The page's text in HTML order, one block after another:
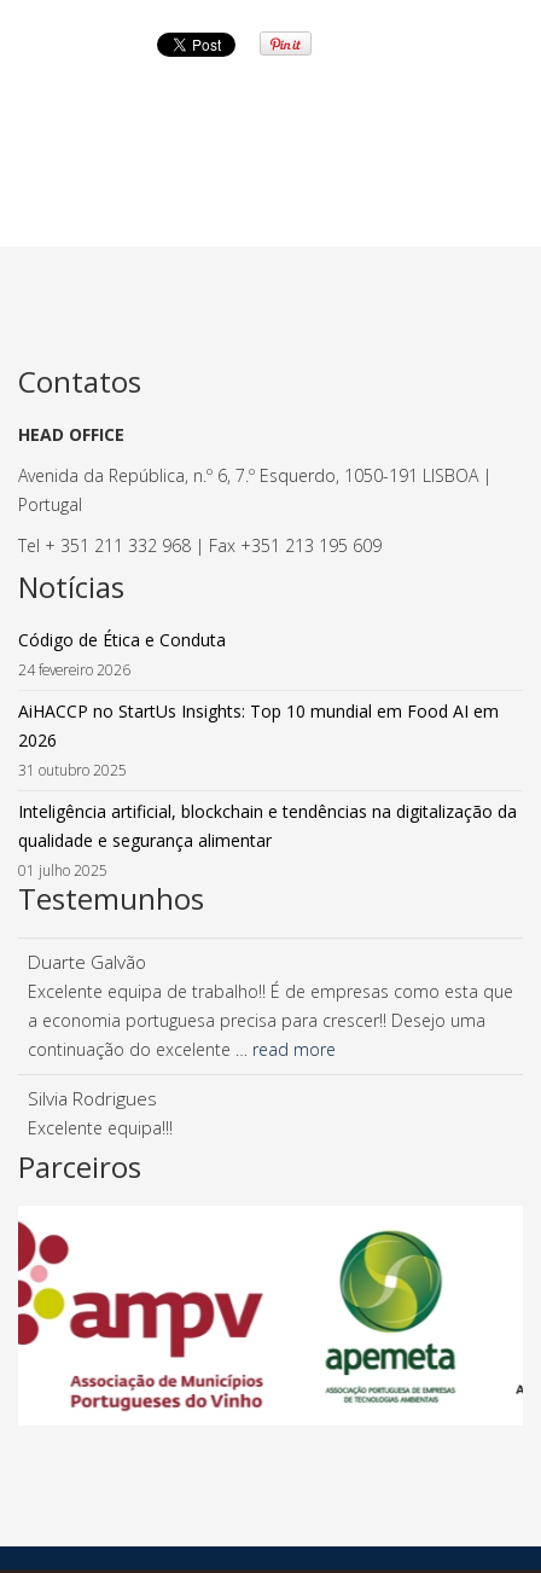
Contatos
HEAD OFFICE
Avenida da República, n.º 6, 7.º Esquerdo, 1050-191 LISBOA |
Portugal
Tel + 351 211 332 968 | Fax +351 213 195 609
Notícias
Código de Ética e Conduta
24 fevereiro 2026
AiHACCP no StartUs Insights: Top 10 mundial em Food AI em
2026
31 outubro 2025
Inteligência artificial, blockchain e tendências na digitalização da
qualidade e segurança alimentar
01 julho 2025
Testemunhos
Duarte Galvão
Excelente equipa de trabalho!! É de empresas como esta que
a economia portuguesa precisa para crescer!! Desejo uma
continuação do excelente … read more
Silvia Rodrigues
Excelente equipa!!!
Parceiros